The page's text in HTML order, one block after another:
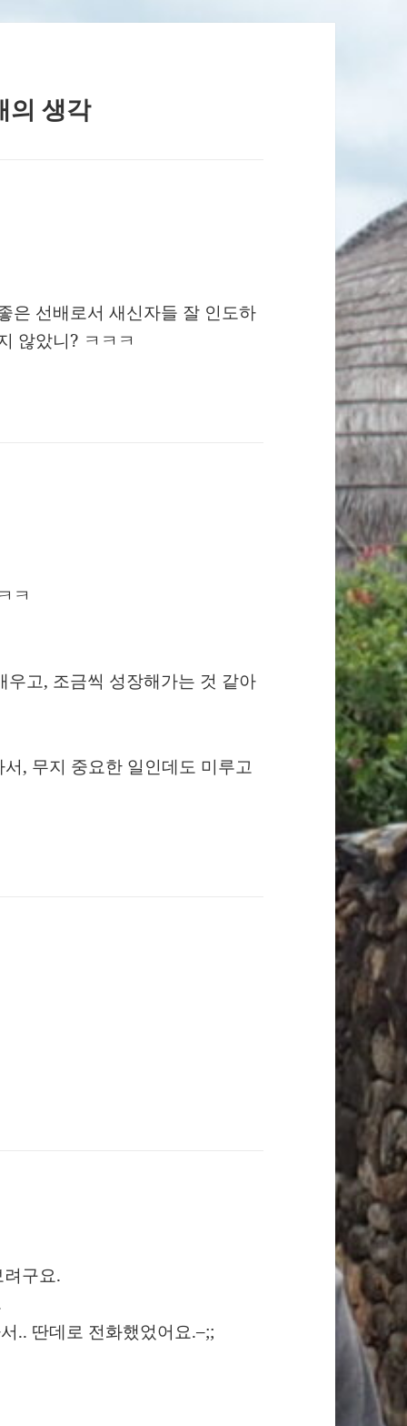
의 생각
은 선배로서 새신자들 잘 인도하
않았니? ㅋㅋㅋ
ㅋ
고, 조금씩 성장해가는 것 같아
, 무지 중요한 일인데도 미루고
구요.
.. 딴데로 전화했었어요.–;;